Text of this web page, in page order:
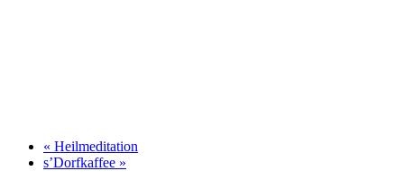
« Heilmeditation
s’Dorfkaffee »